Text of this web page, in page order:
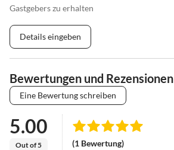
Gastgebers zu erhalten
Details eingeben
Bewertungen und Rezensionen
Eine Bewertung schreiben
5.00
Out of 5 (1 Bewertung)